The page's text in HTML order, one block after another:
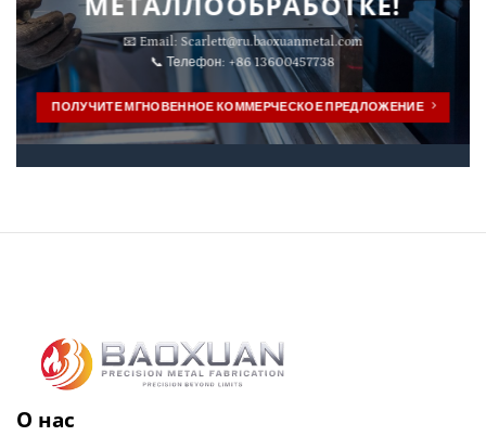
📧 Email: Scarlett@ru.baoxuanmetal.com
📞 Телефон: +86 13600457738
ПОЛУЧИТЕ МГНОВЕННОЕ КОММЕРЧЕСКОЕ ПРЕДЛОЖЕНИЕ
О нас